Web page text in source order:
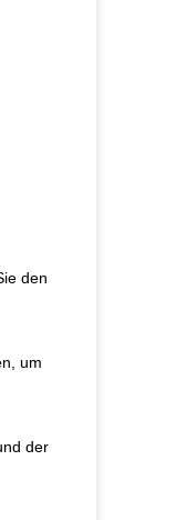
den
um
der